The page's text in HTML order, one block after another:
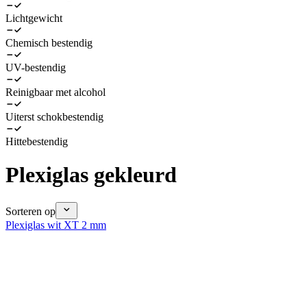
Lichtgewicht
Chemisch bestendig
UV-bestendig
Reinigbaar met alcohol
Uiterst schokbestendig
Hittebestendig
Plexiglas gekleurd
Sorteren op
Plexiglas wit XT 2 mm